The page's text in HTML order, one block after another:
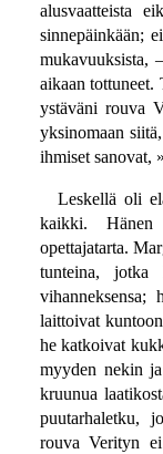
alusvaatteista
sinnepäinkään;
mukavuuksista,
aikaan
ystäväni rouva
yksinomaan
ihmiset sanovat,
Leskellä oli
kaikki. Hänen
opettajatarta.
tunteina,
laittoivat
he katkoivat
myyden nekin
kruunua
puutarhaletku,
rouva Verityn